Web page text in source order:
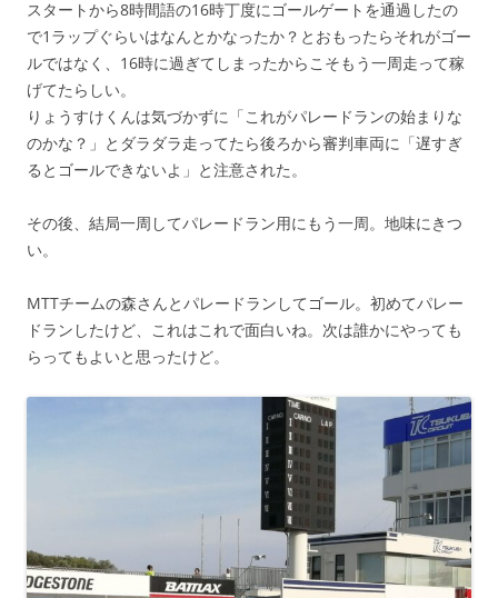
スタートから8時間語の16時丁度にゴールゲートを通過したの
で1ラップぐらいはなんとかなったか？とおもったらそれがゴー
ルではなく、16時に過ぎてしまったからこそもう一周走って稼
げてたらしい。
りょうすけくんは気づかずに「これがパレードランの始まりな
のかな？」とダラダラ走ってたら後ろから審判車両に「遅すぎ
るとゴールできないよ」と注意された。
その後、結局一周してパレードラン用にもう一周。地味にきつ
い。
MTTチームの森さんとパレードランしてゴール。初めてパレー
ドランしたけど、これはこれで面白いね。次は誰かにやっても
らってもよいと思ったけど。